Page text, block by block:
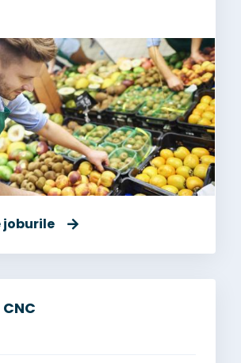
joburile